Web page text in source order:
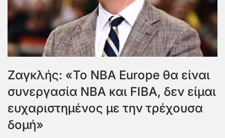
Ζαγκλής: «Το ΝΒΑ Europe θα είναι
συνεργασία ΝΒΑ και FIBA, δεν είμαι
ευχαριστημένος με την τρέχουσα
δομή»